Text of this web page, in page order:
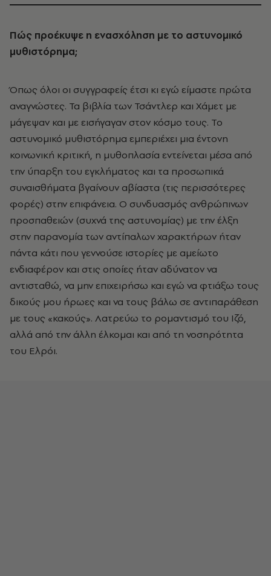
Πώς προέκυψε η ενασχόληση µε το αστυνοµικό
µυθιστόρηµα;
Όπως όλοι οι συγγραφείς έτσι κι εγώ είµαστε πρώτα
αναγνώστες. Τα βιβλία των Τσάντλερ και Χάµετ µε
µάγεψαν και µε εισήγαγαν στον κόσµο τους. Το
αστυνοµικό µυθιστόρηµα εµπεριέχει µια έντονη
κοινωνική κριτική, η µυθοπλασία εντείνεται µέσα από
την ύπαρξη του εγκλήµατος και τα προσωπικά
συναισθήµατα βγαίνουν αβίαστα (τις περισσότερες
φορές) στην επιφάνεια. Ο συνδυασµός ανθρώπινων
προσπαθειών (συχνά της αστυνοµίας) µε την έλξη
στην παρανοµία των αντίπαλων χαρακτήρων ήταν
πάντα κάτι που γεννούσε ιστορίες µε αµείωτο
ενδιαφέρον και στις οποίες ήταν αδύνατον να
αντισταθώ, να µην επιχειρήσω και εγώ να φτιάξω τους
δικούς µου ήρωες και να τους βάλω σε αντιπαράθεση
µε τους «κακούς». Λατρεύω το ροµαντισµό του Ιζό,
αλλά από την άλλη έλκοµαι και από τη νοσηρότητα
του Ελρόι.